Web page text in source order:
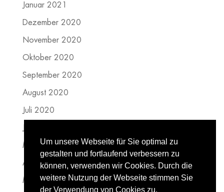
Januar 2021
Dezember 2020
November 2020
Oktober 2020
September 2020
August 2020
Juli 2020
Mai 2020
April 2020
März 2020
Um unsere Webseite für Sie optimal zu
gestalten und fortlaufend verbessern zu
können, verwenden wir Cookies. Durch die
weitere Nutzung der Webseite stimmen Sie
der Verwendung von Cookies zu.